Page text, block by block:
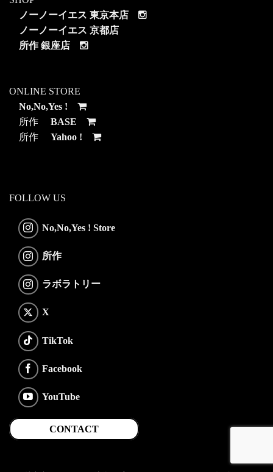
ノーノーイエス 東京本店
ノーノーイエス 京都店
所作 銀座店
ONLINE STORE
No,No,Yes !
所作 BASE
所作 Yahoo !
FOLLOW US
No,No,Yes ! Store
所作
ラボラトリー
X
TikTok
Facebook
YouTube
CONTACT